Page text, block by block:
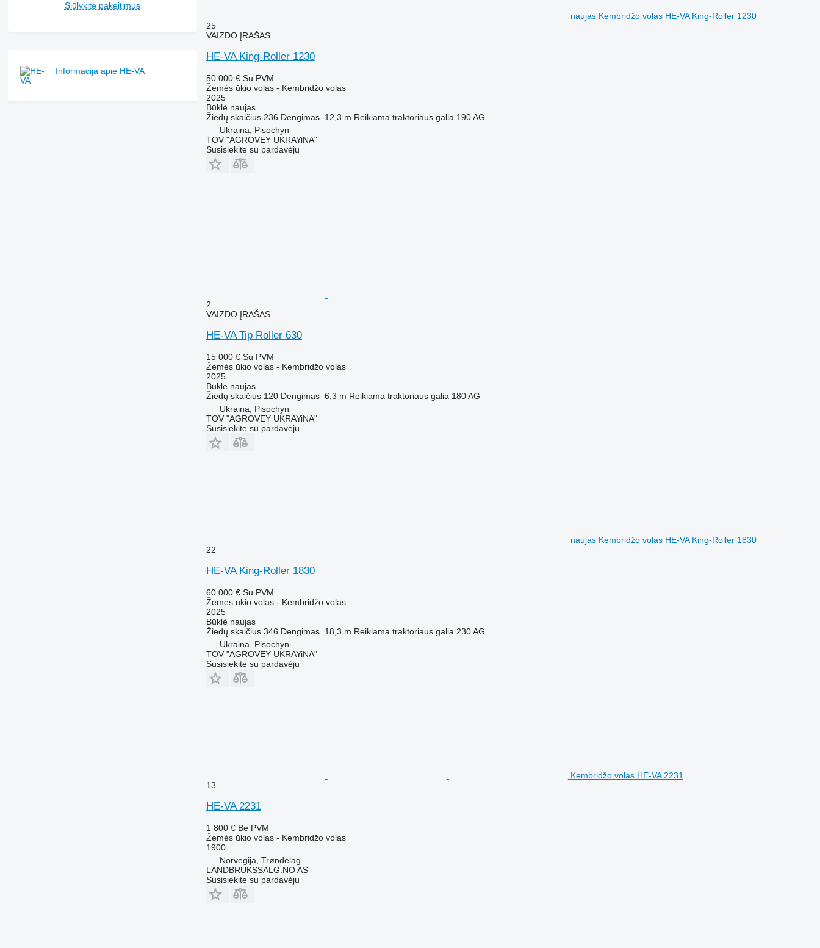
Siūlykite pakeitimus
Informacija apie HE-VA
naujas Kembridžo volas HE-VA King-Roller 1230
25
VAIZDO ĮRAŠAS
HE-VA King-Roller 1230
50 000 € Su PVM
Žemės ūkio volas - Kembridžo volas
2025
Būklėnaujas
Žiedų skaičius 236 Dengimas 12,3 m Reikiama traktoriaus galia 190 AG
Ukraina, Pisochyn
TOV "AGROVEY UKRAYiNA"
Susisiekite su pardavėju
2
VAIZDO ĮRAŠAS
HE-VA Tip Roller 630
15 000 € Su PVM
Žemės ūkio volas - Kembridžo volas
2025
Būklėnaujas
Žiedų skaičius 120 Dengimas 6,3 m Reikiama traktoriaus galia 180 AG
Ukraina, Pisochyn
TOV "AGROVEY UKRAYiNA"
Susisiekite su pardavėju
naujas Kembridžo volas HE-VA King-Roller 1830
22
HE-VA King-Roller 1830
60 000 € Su PVM
Žemės ūkio volas - Kembridžo volas
2025
Būklėnaujas
Žiedų skaičius 346 Dengimas 18,3 m Reikiama traktoriaus galia 230 AG
Ukraina, Pisochyn
TOV "AGROVEY UKRAYiNA"
Susisiekite su pardavėju
Kembridžo volas HE-VA 2231
13
HE-VA 2231
1 800 € Be PVM
Žemės ūkio volas - Kembridžo volas
1900
Norvegija, Trøndelag
LANDBRUKSSALG.NO AS
Susisiekite su pardavėju